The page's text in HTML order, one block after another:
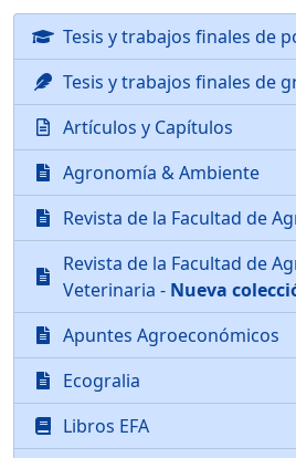
Tesis y trabajos finales de
Tesis y trabajos finales de
Artículos y Capítulos
Agronomía & Ambiente
Revista de la Facultad de
Revista de la Facultad de
Veterinaria - Nueva
Apuntes Agroeconómicos
Ecogralia
Libros EFA